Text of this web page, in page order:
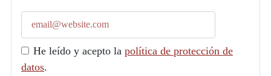
He leído y acepto la política de protección de
datos.